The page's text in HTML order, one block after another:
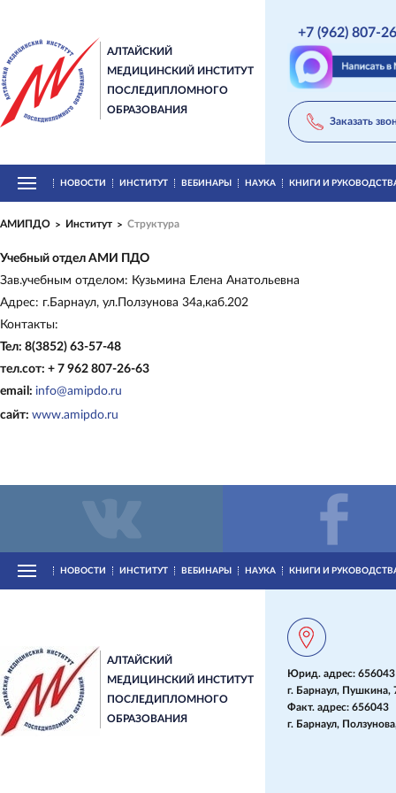
АЛТАЙСКИЙ
МЕДИЦИНСКИЙ ИНСТИТУТ
ПОСЛЕДИПЛОМНОГО
ОБРАЗОВАНИЯ
+7 (962) 807-
Заказать
НОВОСТИ ИНСТИТУТ ВЕБИНАРЫ НАУКА КНИГИ И
АМИПДО Институт Структура
Учебный отдел АМИ ПДО
Зав.учебным отделом: Кузьмина Елена Анатольевна
Адрес: г.Барнаул, ул.Ползунова 34а,каб.202
Контакты:
Тел: 8(3852) 63-57-48
тел.сот: + 7 962 807-26-63
email: info@amipdo.ru
сайт: www.amipdo.ru
НОВОСТИ ИНСТИТУТ ВЕБИНАРЫ НАУКА КНИГИ И
АЛТАЙСКИЙ
МЕДИЦИНСКИЙ ИНСТИТУТ
ПОСЛЕДИПЛОМНОГО
ОБРАЗОВАНИЯ
Юрид. адрес: 656043
г. Барнаул, Пушкина,
Факт. адрес: 656043
г. Барнаул,